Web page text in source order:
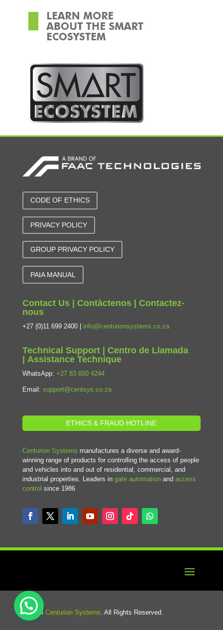
CODE OF ETHICS
PRIVACY POLICY
GROUP PRIVACY POLICY
PAIA MANUAL
Contact Us | Contàctenos | Contactez-
nous
+27 (0)11 699 2400 | info@centurionsystems.co.za
Technical Support | Centro de Llamada
| Assistance Technique
WhatsApp: +27 83 650 4244
Email: support@centsys.co.za
ETHICS & FRAUD HOTLINE
Centurion Systems manufactures a diverse and award-
winning range of products for controlling the access of people
and vehicles into and out of residential, commercial, and
industrial properties. Leaders in gate automationand access
control since 1986
© 2024 Centurion Systems. All Rights Reserved.